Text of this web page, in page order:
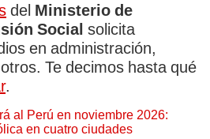
del Ministerio de
Social solicita
en administración,
Te decimos hasta qué
.
al Perú en noviembre 2026:
en cuatro ciudades